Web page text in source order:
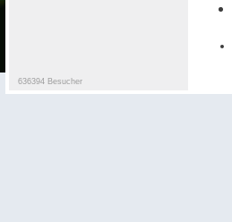
636394 Besucher